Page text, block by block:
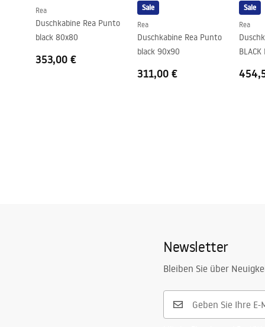
Beschichtungstechnologie
Electroplating
Anschlussmaß
mm
24 monate
Rea
Duschkabine Rea Punto
black 80x80
353,00 €
Sale
Rea
Duschkabine Rea Punto
black 90x90
311,00 €
Sale
Rea
Newsletter
Bleiben Sie über